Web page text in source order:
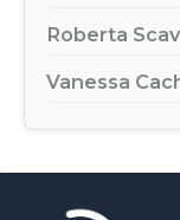
Roberta
Vanessa